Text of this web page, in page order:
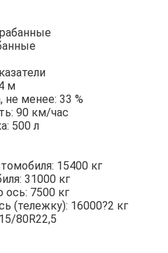
м
не менее: 33 %
90 км/час
500 л
15400 кг
31000 кг
7500 кг
(тележку): 16000?2 кг
80R22,5